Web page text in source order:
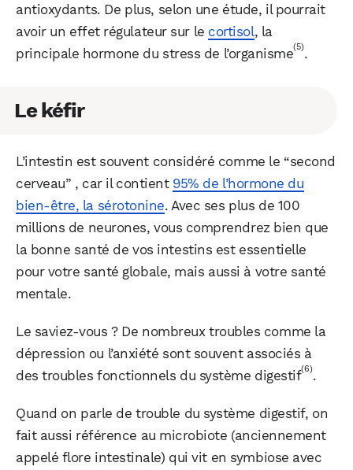
antioxydants. De plus, selon une étude, il pourrait
avoir un effet régulateur sur le cortisol, la
principale hormone du stress de l’organisme(5).
Le kéfir
L’intestin est souvent considéré comme le “second
cerveau” , car il contient 95% de l’hormone du
bien-être, la sérotonine. Avec ses plus de 100
millions de neurones, vous comprendrez bien que
la bonne santé de vos intestins est essentielle
pour votre santé globale, mais aussi à votre santé
mentale.
Le saviez-vous ? De nombreux troubles comme la
dépression ou l’anxiété sont souvent associés à
des troubles fonctionnels du système digestif(6).
Quand on parle de trouble du système digestif, on
fait aussi référence au microbiote (anciennement
appelé flore intestinale) qui vit en symbiose avec